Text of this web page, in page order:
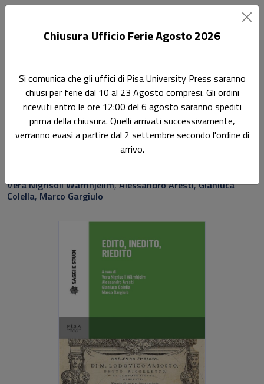
Ricerca
Edito, inedito, riedito
Saggi dall'XI Congresso degli Italianisti Scandinavi -
Università del Dalarna - Falun 9-11 giugno 2016
Vera Nigrisoli Warnhjeilm,Alessandro Aresti,Gianluca
Colella, Marco Gargiulo
Chiusura Ufficio Ferie Agosto 2026
Si comunica che gli uffici di Pisa University Press saranno
chiusi per ferie dal 10 al 23 Agosto compresi. Gli ordini
ricevuti entro le ore 12:00 del 6 agosto saranno spediti
prima della chiusura. Quelli arrivati successivamente,
verranno evasi a partire dal 2 settembre secondo l'ordine di
arrivo.